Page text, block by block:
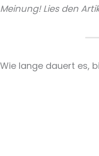
Meinung! Lies den
Wie lange dauert es,